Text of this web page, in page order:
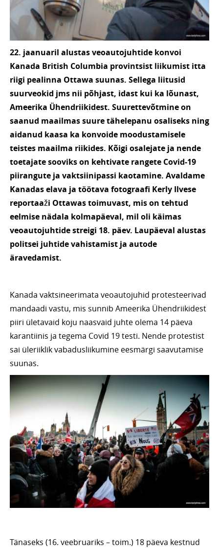
22. jaanuaril alustas veoautojuhtide konvoi
Kanada British Columbia provintsist liikumist itta
riigi pealinna Ottawa suunas. Sellega liitusid
suurveokid jms nii põhjast, idast kui ka lõunast,
Ameerika Ühendriikidest. Suurettevõtmine on
saanud maailmas suure tähelepanu osaliseks ning
aidanud kaasa ka konvoide moodustamisele
teistes maailma riikides. Kõigi osalejate ja nende
toetajate sooviks on kehtivate rangete Covid-19
piirangute ja vaktsiinipassi kaotamine. Avaldame
Kanadas elava ja töötava fotograafi Kerly Ilvese
reportaaži Ottawas toimuvast, mis on tehtud
eelmise nädala kolmapäeval, mil oli käimas
veoautojuhtide streigi 18. päev. Laupäeval alustas
politsei juhtide vahistamist ja autode
äravedamist.
Kanada vaktsineerimata veoautojuhid protesteerivad
mandaadi vastu, mis sunnib Ameerika Ühendriikidest
piiri ületavaid koju naasvaid juhte olema 14 päeva
karantiinis ja tegema Covid 19 testi. Nende protestist
sai üleriiklik vabadusliikumine eesmärgi saavutamise
suunas.
Tänaseks (16. veebruariks – toim.) 18 päeva kestnud